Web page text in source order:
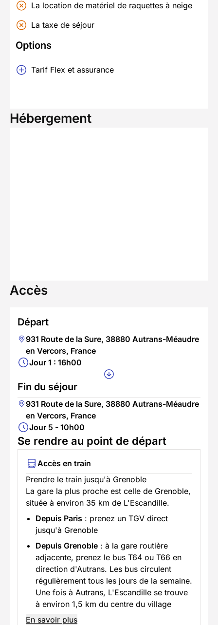
La location de matériel de raquettes à neige
La taxe de séjour
Options
Tarif Flex et assurance
Hébergement
Accès
Départ
931 Route de la Sure, 38880 Autrans-Méaudre
en Vercors, France
Jour 1 : 16h00
Fin du séjour
931 Route de la Sure, 38880 Autrans-Méaudre
en Vercors, France
Jour 5 - 10h00
Se rendre au point de départ
Accès en train
Prendre le train jusqu'à Grenoble
La gare la plus proche est celle de Grenoble,
située à environ 35 km de L'Escandille.
Depuis Paris : prenez un TGV direct
jusqu'à Grenoble
Depuis Grenoble : à la gare routière
adjacente, prenez le bus T64 ou T66 en
direction d'Autrans. Les bus circulent
régulièrement tous les jours de la semaine.
Une fois à Autrans, L'Escandille se trouve
à environ 1,5 km du centre du village
En savoir plus